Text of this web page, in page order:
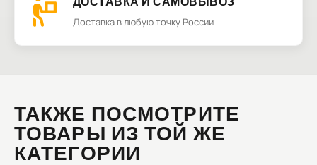
Доставка в любую точку России
ТАКЖЕ ПОСМОТРИТЕ
ТОВАРЫ ИЗ ТОЙ ЖЕ
КАТЕГОРИИ